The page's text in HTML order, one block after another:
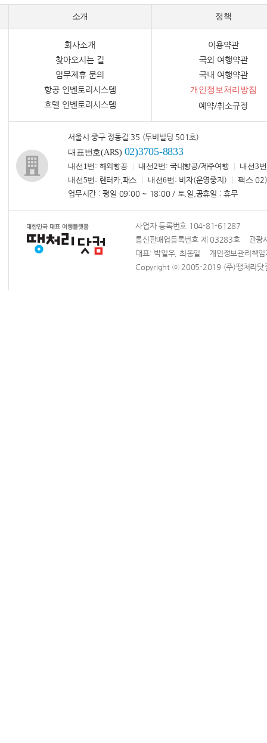
소개
회사소개
찾아오시는 길
업무제휴 문의
항공 인벤토리시스템
호텔 인벤토리시스템
정책
이용약관
국외 여행약관
국내 여행약관
개인정보처리방침
예약/취소규정
서울시 중구 정동길 35 (두비빌딩 501호)
대표번호(ARS) 02)3705-8833
내선1번 : 해외항공 내선2번: 국내항공/제주여행 내선3번
내선5번 : 렌터카,패스 내선6번 : 비자(운영중지) 팩스
업무시간 : 평일 09:00 ~ 18:00 / 토,일,공휴일 : 휴무
사업자 등록번호 104-81-61287
통신판매업등록번호 제 03283호 관광
대표: 박일우, 최동일 개인정보관리책
Copyright ⓒ 2005-2019 (주)땡처리닷